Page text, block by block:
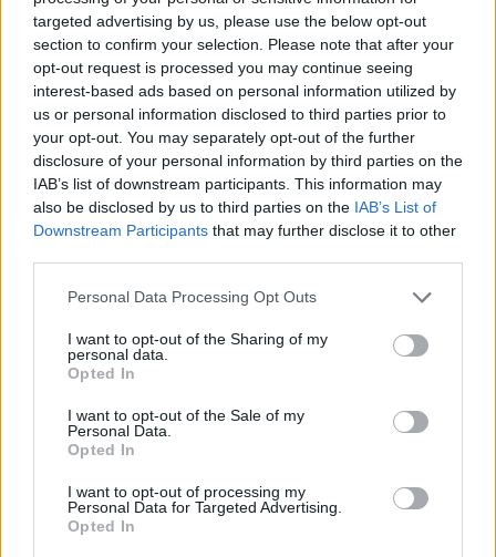
targeted advertising by us, please use the below opt-out
section to confirm your selection. Please note that after your
opt-out request is processed you may continue seeing
interest-based ads based on personal information utilized by
us or personal information disclosed to third parties prior to
your opt-out. You may separately opt-out of the further
disclosure of your personal information by third parties on the
IAB’s list of downstream participants. This information may
also be disclosed by us to third parties on the IAB’s List of
Downstream Participants that may further disclose it to other
Personal Data Processing Opt Outs
I want to opt-out of the Sharing of my
personal data.
Opted In
I want to opt-out of the Sale of my
Personal Data.
Opted In
I want to opt-out of processing my
Personal Data for Targeted Advertising.
Opted In
ΔΙΑΦΗΜΙΣΗ
Ακολουθήστε το onalert.gr στο
Google
Newsκαι μάθετε πρώτοι όλες τις ειδήσεις
ΑΣΤΥΝΟΜΙΚΟΙ
ΤΖΟΡΤΖ ΦΛΟΙΝΤ